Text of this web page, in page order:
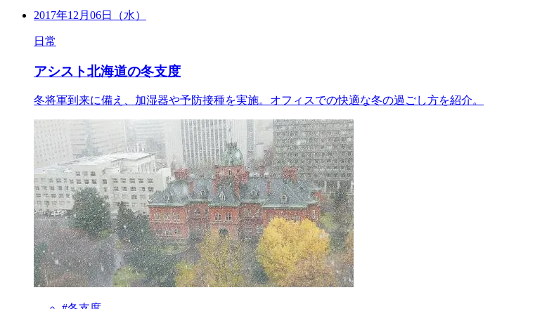
2017年12月06日（水）
日常
アシスト北海道の冬支度
冬将軍到来に備え、加湿器や予防接種を実施。オフィスでの快適な冬の過ごし方を紹介。